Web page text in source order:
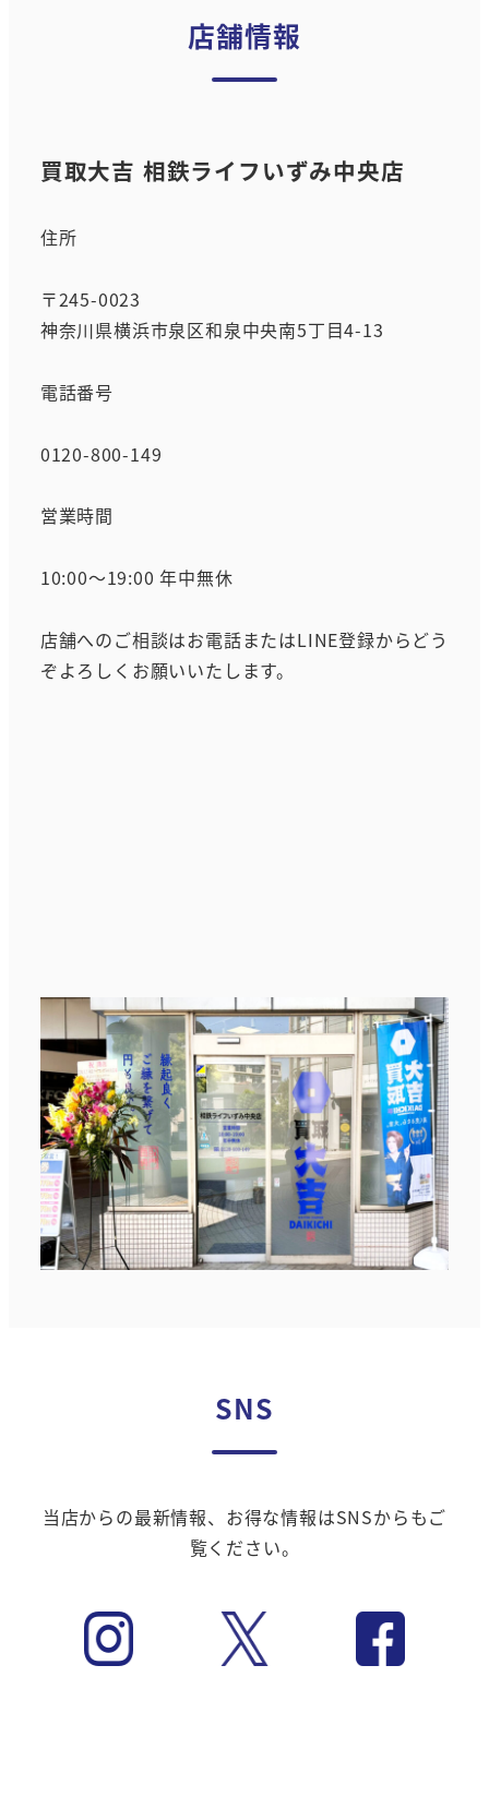
店舗情報
買取大吉 相鉄ライフいずみ中央店
住所
〒245-0023
神奈川県横浜市泉区和泉中央南5丁目4-13
電話番号
0120-800-149
営業時間
10:00～19:00 年中無休
店舗へのご相談はお電話またはLINE登録からどう
ぞよろしくお願いいたします。
SNS
当店からの最新情報、お得な情報はSNSからもご
覧ください。